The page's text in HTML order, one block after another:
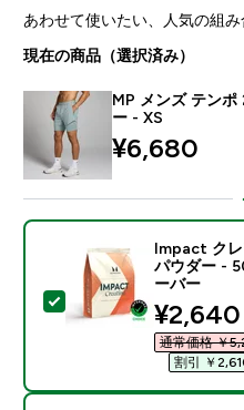
あわせて使いたい、人気の組
現在の商品（選択済み）
MP メンズ テンポ
ー - XS
¥6,680‎
この商品を選択 -
Impact クレ
パウダー -
ーバー
¥2,640‎
通常価格 ￥
割引 ￥